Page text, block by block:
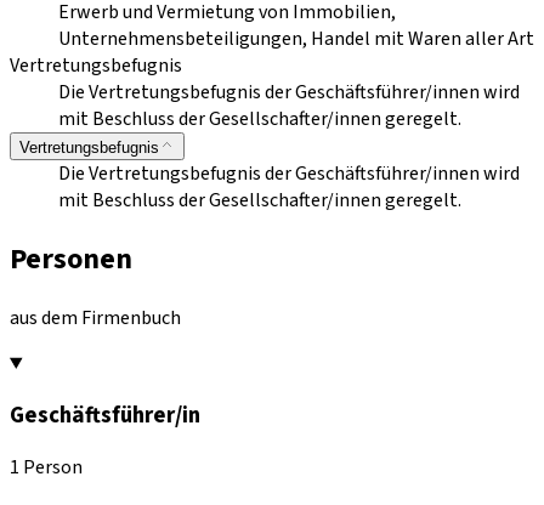
Erwerb und Vermietung von Immobilien,
Unternehmensbeteiligungen, Handel mit Waren aller Art
Vertretungsbefugnis
Die Vertretungsbefugnis der Geschäftsführer/innen wird
mit Beschluss der Gesellschafter/innen geregelt.
Vertretungsbefugnis
Die Vertretungsbefugnis der Geschäftsführer/innen wird
mit Beschluss der Gesellschafter/innen geregelt.
Personen
aus dem Firmenbuch
Geschäftsführer/in
1 Person